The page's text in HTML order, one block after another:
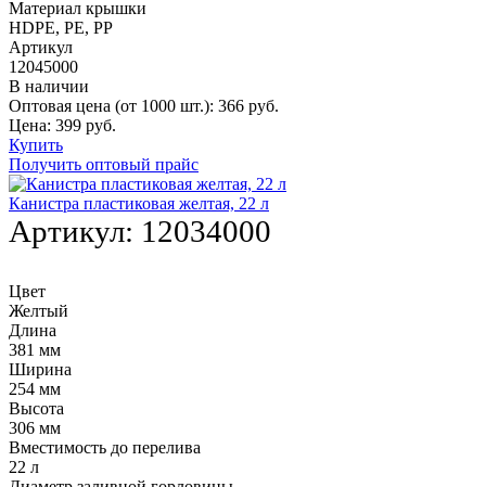
Материал крышки
HDPE, РE, РР
Артикул
12045000
В наличии
Оптовая цена (от 1000 шт.): 366 руб.
Цена: 399 руб.
Купить
Получить оптовый прайс
Канистра пластиковая желтая, 22 л
Артикул: 12034000
Цвет
Желтый
Длина
381 мм
Ширина
254 мм
Высота
306 мм
Вместимость до перелива
22 л